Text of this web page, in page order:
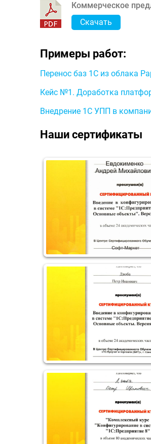
Коммерческое
Скачать
Примеры работ:
Перенос баз 1С из облака
Кейс №1. Доработка
Внедрение 1С УПП в
Наши сертификаты